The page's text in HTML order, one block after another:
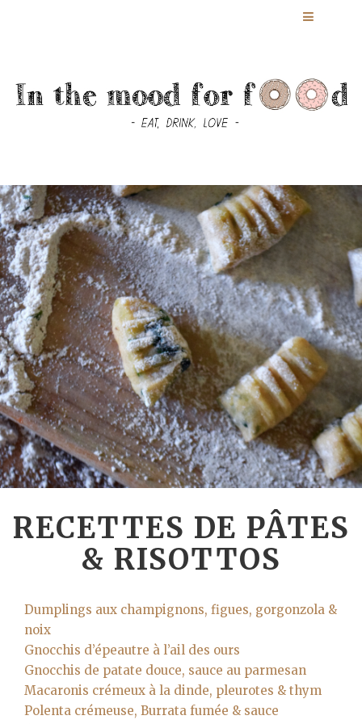
RECETTES DE PÂTES
& RISOTTOS
Dumplings aux champignons, figues, gorgonzola &
noix
Gnocchis d’épeautre à l’ail des ours
Gnocchis de patate douce, sauce au parmesan
Macaronis crémeux à la dinde, pleurotes & thym
Polenta crémeuse, Burrata fumée & sauce